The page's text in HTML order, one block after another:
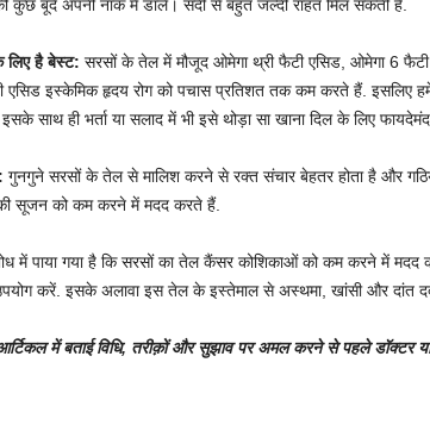
कुछ बूंदें अपनी नाक में डालें। सर्दी से बहुत जल्दी राहत मिल सकती है.
लिए है बेस्ट: सरसों के तेल में मौजूद ओमेगा थ्री फैटी एसिड, ओमेगा 6
एसिड इस्केमिक हृदय रोग को पचास प्रतिशत तक कम करते हैं. इसलिए
साथ ही भर्ता या सलाद में भी इसे थोड़ा सा खाना दिल के लिए फायदेमंद
गुनगुने सरसों के तेल से मालिश करने से रक्त संचार बेहतर होता है और
की सूजन को कम करने में मदद करते हैं.
में पाया गया है कि सरसों का तेल कैंसर कोशिकाओं को कम करने में मदद
करें. इसके अलावा इस तेल के इस्तेमाल से अस्थमा, खांसी और दांत दर्द
में बताई विधि, तरीक़ों और सुझाव पर अमल करने से पहले डॉक्टर